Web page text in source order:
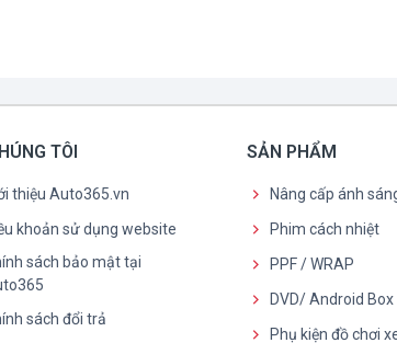
TÔI
thiệu Auto365.vn
khoản sử dụng website
sách bảo mật tại
sách đổi trả
SẢN PHẨM
Nâng cấp ánh
Phim cách nhiệt
PPF / WRAP
DVD/ Android Box
Phụ kiện đồ chơi